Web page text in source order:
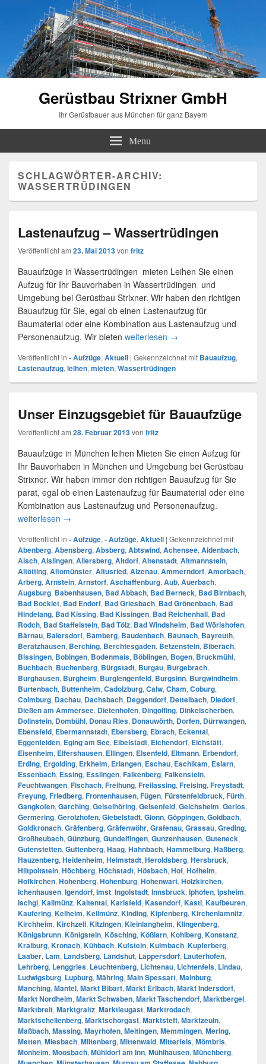
Gerüstbau Strixner GmbH
Ihr Gerüstbauer aus München für ganz Bayern
Menu
SCHLAGWÖRTER-ARCHIV:
WASSERTRÜDINGEN
Lastenaufzug – Wassertrüdingen
Veröffentlicht am 23. Mai 2013von fritz
Bauaufzüge in Wassertrüdingen mieten Leihen Sie einen
Aufzug für Ihr Bauvorhaben in Wassertrüdingen und
Umgebung bei Gerüstbau Strixner. Wir haben den richtigen
Bauaufzug für Sie, egal ob einen Lastenaufzug für
Baumaterial oder eine Kombination aus Lastenaufzug und
Personenaufzug. Wir bieten weiterlesen Lastenaufzug –
→
Veröffentlicht in - Aufzüge, Aktuell | Gekennzeichnet mit Bauaufzug,
Lastenaufzug, leihen, mieten, Wassertrüdingen
Unser Einzugsgebiet für Bauaufzüge
Veröffentlicht am 28. Februar 2013von fritz
Bauaufzüge in München leihen Mieten Sie einen Aufzug für
Ihr Bauvorhaben in München und Umgebung bei Gerüstbau
Strixner. Wir haben immer den richtigen Bauaufzug für Sie
parat, egal ob einen Lastenaufzug für Baumaterial oder eine
Kombination aus Lastenaufzug und Personenaufzug.
weiterlesen Unser Einzugsgebiet für Bauaufzüge
→
Veröffentlicht in - Aufzüge, - Aufzüge, Aktuell | Gekennzeichnet mit
Abenberg, Abensberg, Absberg, Abtswind, Achensee, Aidenbach,
Aisch, Aislingen, Allersberg, Altdorf, Altenstadt, Altmannstein,
Altötting, Altomünster, Altusried, Alzenau, Ammerndorf, Amorbach,
Arberg, Arnstein, Arnstorf, Aschaffenburg, Aub, Auerbach,
Augsburg, Babenhausen, Bad Abbach, Bad Berneck, Bad Birnbach,
Bad Bocklet, Bad Endorf, Bad Griesbach, Bad Grönenbach, Bad
Hindelang, Bad Kissing, Bad Kissingen, Bad Reichenhall, Bad
Rodch, Bad Staffelstein, Bad Tölz, Bad Windsheim, Bad Wörishofen,
Bärnau, Baiersdorf, Bamberg, Baudenbach, Baunach, Bayreuth,
Beratzhausen, Berching, Berchtesgaden, Betzenstein, Biberach,
Bissingen, Bobingen, Bodenmais, Böblingen, Bogen, Bruckmühl,
Buchbach, Buchenberg, Bürgstadt, Burgau, Burgebrach,
Burghausen, Burgheim, Burglengenfeld, Burgsinn, Burgwindheim,
Burtenbach, Buttenheim, Cadolzburg, Calw, Cham, Coburg,
Colmburg, Dachau, Dachsbach, Deggendorf, Dettelbach, Diedorf,
Dießen am Ammersee, Dietenhofen, Dingolfing, Dinkelscherben,
Dollnstein, Dombühl, Donau Ries, Donauwörth, Dorfen, Dürrwangen,
Ebensfeld, Ebermannstadt, Ebersberg, Ebrach, Eckental,
Eggenfelden, Eging am See, Eibelstadt, Eichendorf, Eichstätt,
Eisenheim, Elfershausen, Ellingen, Elsenfeld, Eltmann, Erbendorf,
Erding, Ergolding, Erkheim, Erlangen, Eschau, Eschlkam, Eslarn,
Essenbach, Essing, Esslingen, Falkenberg, Falkenstein,
Feuchtwangen, Fischach, Freihung, Freilassing, Freising, Freystadt,
Freyung, Friedberg, Frontenhausen, Fügen, Fürstenfeldbruck, Fürth,
Gangkofen, Garching, Geiselhöring, Geisenfeld, Gelchsheim, Gerlos,
Germering, Gerolzhofen, Giebelstadt, Glonn, Göppingen, Goldbach,
Goldkronach, Gräfenberg, Gräfenwöhr, Grafenau, Grassau, Greding,
Großheubach, Günzburg, Gundelfingen, Gunzenhausen, Guteneck,
Gutenstetten, Guttenberg, Haag, Hahnbach, Hammelburg, Haßberg,
Hauzenberg, Heidenheim, Helmstadt, Heroldsberg, Hersbruck,
Hiltpoltstein, Höchberg, Höchstadt, Hösbach, Hof, Hofheim,
Hofkirchen, Hohenberg, Hohenburg, Hohenwart, Holzkirchen,
Ichenhausen, Igendorf, Imst, Ingolstadt, Innsbruck, Iphofen, Ipsheim,
Ischgl, Kallmünz, Kaltental, Karlsfeld, Kasendorf, Kastl, Kaufbeuren,
Kaufering, Kelheim, Kellmünz, Kinding, Kipfenberg, Kirchenlamnitz,
Kirchheim, Kirchzell, Kitzingen, Kleinlangheim, Klingenberg,
Königsbrunn, Königstein, Kösching, Kößlarn, Kohlberg, Konstanz,
Kraiburg, Kronach, Kühbach, Kufstein, Kulmbach, Kupferberg,
Laaber, Lam, Landsberg, Landshut, Lappersdorf, Lauterhofen,
Lehrberg, Lenggries, Leuchtenberg, Lichtenau, Lichtenfels, Lindau,
Ludwigsburg, Lupburg, Mähring, Main Spessart, Mainburg,
Manching, Mantel, Markt Bibart, Markt Erlbach, Markt Indersdorf,
Markt Nordheim, Markt Schwaben, Markt Taschendorf, Marktbergel,
Marktbreit, Marktgraitz, Marktleugast, Marktrodach,
Marktschellenberg, Marktschorgast, Marktsteft, Marktzeuln,
Maßbach, Massing, Mayrhofen, Meitingen, Memmingen, Mering,
Metten, Miesbach, Miltenberg, Mittenwald, Mitterfels, Mömbris,
Monheim, Moosbach, Mühldorf am Inn, Mühlhausen, Münchberg,